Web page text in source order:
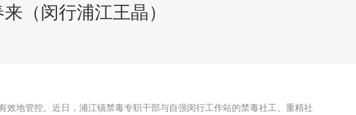
（闵行浦江王晶）
地管控。近日，浦江镇禁毒专职干部与自强闵行工作站的禁毒社工、重精社